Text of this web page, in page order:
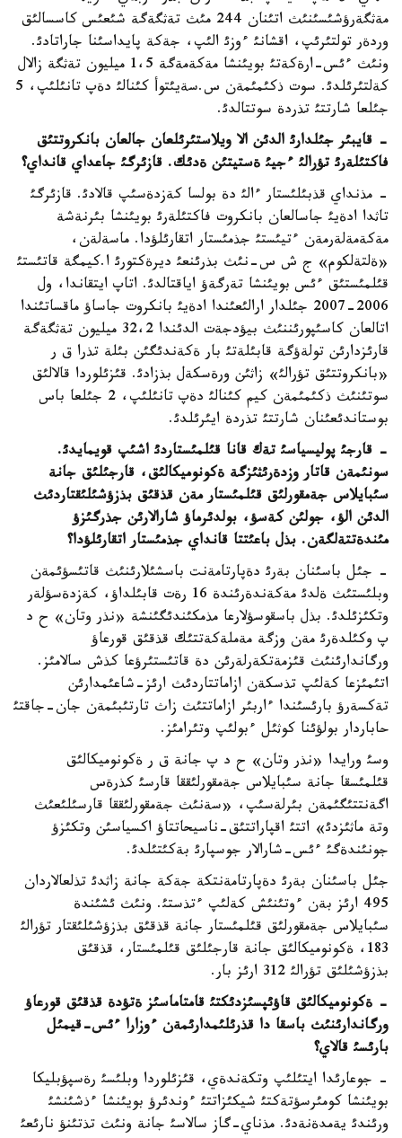
مةثگةرؤشئسئنئث اتئنان 244 مئث تةثگةگة شئعئس كاسسالئق
وردةر تولتئرئپ، اقشانئ ءوزئ الئپ، جةكة پايداسئنا جاراتادئ.
ونئث ءئس-ارةكةتئ بويئنشا مةكةمةگة 1،5 ميليون تةثگة زالال
كةلتئرئلدئ. سوت ذكئمئمةن س.سةيئتوأ كئنالئ دةپ تانئلئپ، 5
جئلعا شارتتئ تذردة سوتتالدئ.
- قايبئر جئلدارئ الدئن الا ويلاستئرئلعان جالعان بانكروتتئق
فاكتئلةرئ تؤرالئ ءجيئ ةستيتئن ةدئك. قازئرگئ جاعداي قانداي؟
- مذنداي قذبئلئستار ءالئ دة بولسا كةزدةسئپ قالادئ. قازئرگئ
تاثدا ادةيئ جاسالعان بانكروت فاكتئلةرئ بويئنشا بئرنةشة
مةكةمةلةرمةن ءتيئستئ جذمئستار اتقارئلؤدا. ماسةلةن،
«ةلتةلكوم» ج ش س-نئث بذرئنعئ ديرةكتورئ ا.كيمگة قاتئستئ
قئلمئستئق ءئس بويئنشا تةرگةؤ اياقتالدئ. اتاپ ايتقاندا، ول
2006-2007 جئلدار ارالئعئندا ادةيئ بانكروت جاساؤ ماقساتئندا
اتالعان كاسئپورئننئث بيؤدجةت الدئندا 32،2 ميليون تةثگةگة
قارئزدارئن تولةؤگة قابئلةتئ بار ةكةندئگئن بئلة تذرا ق ر
«بانكروتتئق تؤرالئ» زاثئن ورةسكةل بذزادئ. قئزئلوردا قالالئق
سوتئنئث ذكئمئمةن كيم كئنالئ دةپ تانئلئپ، 2 جئلعا باس
بوستاندئعئنان شارتتئ تذردة ايئرئلدئ.
- قارجئ پوليسياسئ تةك قانا قئلمئستاردئ اشئپ قويمايدئ.
سونئمةن قاتار وزدةرئثئزگة ةكونوميكالئق، قارجئلئق جانة
سئبايلاس جةمقورلئق قئلمئستار مةن قذقئق بذزؤشئلئقتاردئث
الدئن الؤ، جولئن كةسؤ، بولدئرماؤ شارالارئن جذرگئزؤ
مئندةتتةلگةن. بذل باعئتتا قانداي جذمئستار اتقارئلؤدا؟
- جئل باسئنان بةرئ دةپارتامةنت باسشئلارئنئث قاتئسؤئمةن
وبلئستئث ةلدئ مةكةندةرئندة 16 رةت قابئلداؤ، كةزدةسؤلةر
وتكئزئلدئ. بذل باسقوسؤلارعا مذمكئندئگئنشة «نذر وتان» ح د
پ وكئلدةرئ مةن وزگة مةملةكةتتئك قذقئق قورعاؤ
ورگاندارئنئث قئزمةتكةرلةرئن دة قاتئستئرؤعا كذش سالامئز.
اتئمئزعا كةلئپ تذسكةن ازاماتتاردئث ارئز-شاعئمدارئن
تةكسةرؤ بارئسئندا ءاربئر ازاماتتئث زاث تارتئبئمةن جان-جاقتئ
حاباردار بولؤئنا كوثئل ءبولئپ وتئرامئز.
وسئ ورايدا «نذر وتان» ح د پ جانة ق ر ةكونوميكالئق
قئلمئسقا جانة سئبايلاس جةمقورلئققا قارسئ كذرةس
اگةنتتئگئمةن بئرلةسئپ، «سةنئث جةمقورلئققا قارسئلئعئث
وتة ماثئزدئ» اتتئ اقپاراتتئق-ناسيحاتتاؤ اكسياسئن وتكئزؤ
جونئندةگئ ءئس-شارالار جوسپارئ بةكئتئلدئ.
جئل باسئنان بةرئ دةپارتامةنتكة جةكة جانة زاثدئ تذلعالاردان
495 ارئز بةن ءوتئنئش كةلئپ ءتذستئ. ونئث ئشئندة
سئبايلاس جةمقورلئق قئلمئستار جانة قذقئق بذزؤشئلئقتار تؤرالئ
183، ةكونوميكالئق جانة قارجئلئق قئلمئستار، قذقئق
بذزؤشئلئق تؤرالئ 312 ارئز بار.
- ةكونوميكالئق قاؤئپسئزدئكتئ قامتاماسئز ةتؤدة قذقئق قورعاؤ
ورگاندارئنئث باسقا دا قذرئلئمدارئمةن ءوزارا ءئس-قيمئل
بارئسئ قالاي؟
- جوعارئدا ايتئلئپ وتكةندةي، قئزئلوردا وبلئسئ رةسپؤبليكا
بويئنشا كومئرسؤتةكتئ شيكئزاتتئ ءوندئرؤ بويئنشا ءذشئنشئ
ورئندئ يةمدةنةدئ. مذناي-گاز سالاسئ جانة ونئث تذتئنؤ نارئعئ